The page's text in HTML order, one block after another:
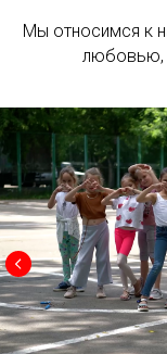
Мы относимся к
любовью,